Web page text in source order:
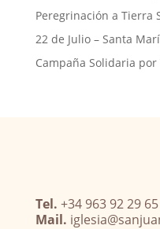
Peregrinación a Tierra
22 de Julio – Santa
Campaña Solidaria por
Tel. +34 963 92 29 65
Mail.